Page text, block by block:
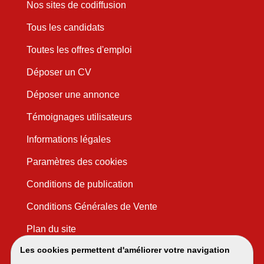
Les cookies permettent d'améliorer votre navigation
Nos sites de codiffusion
Tous les candidats
Toutes les offres d'emploi
Déposer un CV
Déposer une annonce
Témoignages utilisateurs
Informations légales
Paramètres des cookies
Conditions de publication
Conditions Générales de Vente
Plan du site